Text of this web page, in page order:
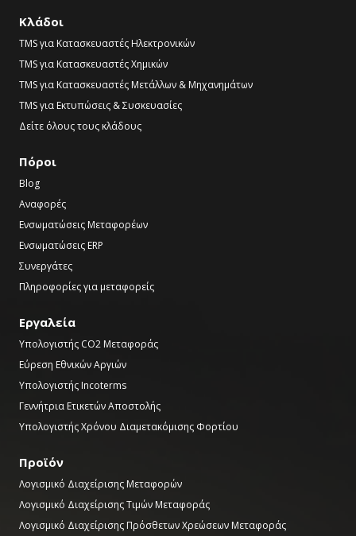
Κλάδοι
TMS για Κατασκευαστές Ηλεκτρονικών
TMS για Κατασκευαστές Χημικών
TMS για Κατασκευαστές Μετάλλων & Μηχανημάτων
TMS για Εκτυπώσεις & Συσκευασίες
Δείτε όλους τους κλάδους
Πόροι
Blog
Αναφορές
Ενσωματώσεις Μεταφορέων
Ενσωματώσεις ERP
Συνεργάτες
Πληροφορίες για μεταφορείς
Εργαλεία
Υπολογιστής CO2 Μεταφοράς
Εύρεση Εθνικών Αργιών
Υπολογιστής Incoterms
Γεννήτρια Ετικετών Αποστολής
Υπολογιστής Χρόνου Διαμετακόμισης Φορτίου
Προϊόν
Λογισμικό Διαχείρισης Μεταφορών
Λογισμικό Διαχείρισης Τιμών Μεταφοράς
Λογισμικό Διαχείρισης Πρόσθετων Χρεώσεων Μεταφοράς